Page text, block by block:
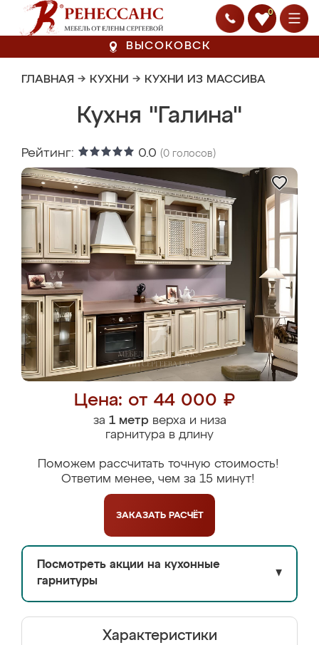
0
ВЫСОКОВСК
ГЛАВНАЯ → КУХНИ → КУХНИ ИЗ МАССИВА
Кухня "Галина"
Рейтинг: 0.0 (0 голосов)
Цена: от 44 000 ₽
за 1 метрверха и низа
гарнитура в длину
Поможем рассчитать точную стоимость!
Ответим менее, чем за 15 минут!
ЗАКАЗАТЬ РАСЧЁТ
Посмотреть акции на кухонные
гарнитуры
▼
Характеристики